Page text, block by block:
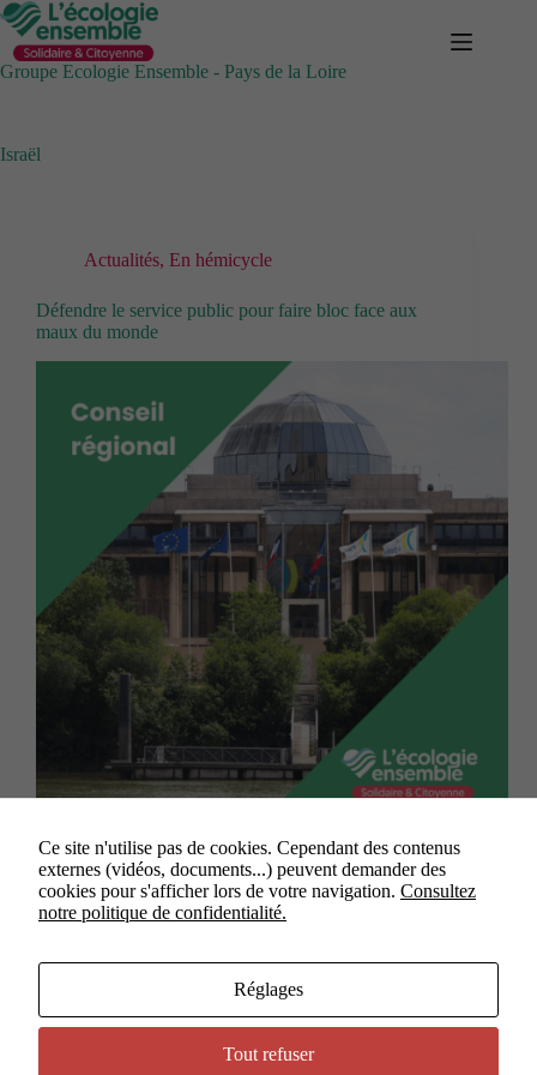
Passer
au
contenu
Groupe Ecologie Ensemble - Pays de la Loire
Israël
Actualités, En hémicycle
Défendre le service public pour faire bloc face aux
maux du monde
Nantes, le 19 octobre 2023 La session plénière du
Conseil régional d’octobre est traditionnellement
consacrée à la présentation des orientations
budgétaires de la majorité en place. Elle s’est avant
Ce site n'utilise pas de cookies. Cependant des contenus
externes (vidéos, documents...) peuvent demander des
cookies pour s'afficher lors de votre navigation. Consultez
notre politique de confidentialité.
Réglages
Tout refuser